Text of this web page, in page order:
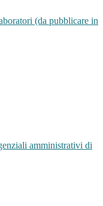
(da pubblicare in
amministrativi di